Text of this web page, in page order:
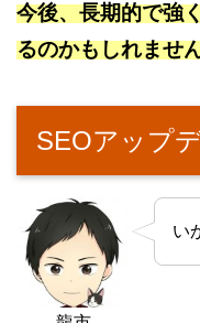
今後、長期的で強
るのかもしれません
SEOアップ
い